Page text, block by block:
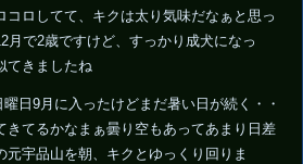
コロしてて、キクは太り気味だなぁと思っ
月で2歳ですけど、すっかり成犬になっ
てきましたね
日9月に入ったけどまだ暑い日が続く・・
きてるかなまぁ曇り空もあってあまり日差
元宇品山を朝、キクとゆっくり回りま